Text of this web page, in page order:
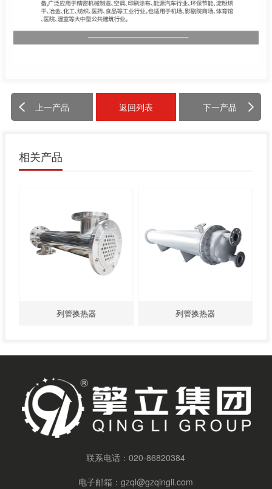
上一产品 返回列表 下一产品
相关产品
列管换热器 列管换热器
联系电话：020-86820384
电子邮箱：gzql@gzqingli.com